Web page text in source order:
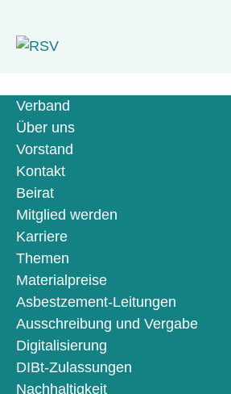
Verband
Über uns
Vorstand
Kontakt
Beirat
Mitglied werden
Karriere
Themen
Materialpreise
Asbestzement-Leitungen
Ausschreibung und Vergabe
Digitalisierung
DIBt-Zulassungen
Nachhaltigkeit